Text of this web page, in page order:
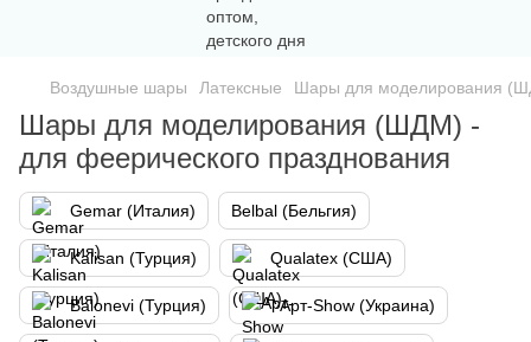
Воздушные шары Латексные Шары для моделирования
Шары для моделирования (ШДМ) -
для феерического празднования
Gemar (Италия) Belbal (Бельгия)
Kalisan (Турция) Qualatex (США)
Balonevi (Турция) Арт-Show (Украина)